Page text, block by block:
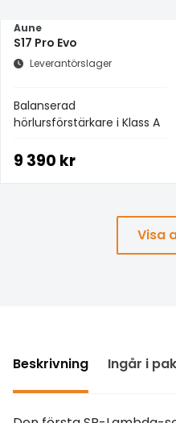
Aune
S17 Pro Evo
Leverantörslager
Balanserad
hörlursförstärkare i Klass A
9 390 kr
Visa
Beskrivning Ingår i